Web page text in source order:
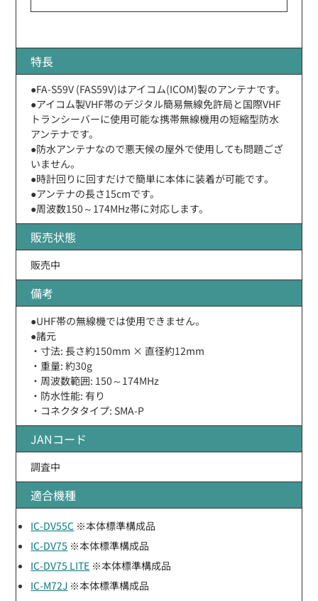
特長
●FA-S59V (FAS59V)はアイコム(ICOM)製のアンテナです。
●アイコム製VHF帯のデジタル簡易無線免許局と国際VHF
トランシーバーに使用可能な携帯無線機用の短縮型防水
アンテナです。
●防水アンテナなので悪天候の屋外で使用しても問題ござ
いません。
●時計回りに回すだけで簡単に本体に装着が可能です。
●アンテナの長さ15cmです。
●周波数150～174MHz帯に対応します。
販売状態
販売中
備考
●UHF帯の無線機では使用できません。
●諸元
・寸法: 長さ約150mm × 直径約12mm
・重量: 約30g
・周波数範囲: 150～174MHz
・防水性能: 有り
・コネクタタイプ: SMA-P
JANコード
調査中
適合機種
IC-DV55C ※本体標準構成品
IC-DV75 ※本体標準構成品
IC-DV75 LITE ※本体標準構成品
IC-M72J ※本体標準構成品